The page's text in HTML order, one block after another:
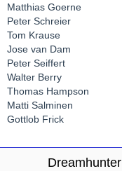
Matthias Goerne
Peter Schreier
Tom Krause
Jose van Dam
Peter Seiffert
Walter Berry
Thomas Hampson
Matti Salminen
Gottlob Frick
Dreamhunter